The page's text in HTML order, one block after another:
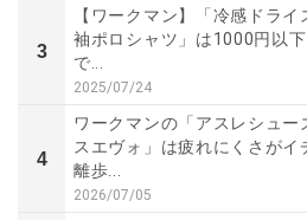
3
【ワークマン】「冷感ドラ
袖ポロシャツ」は1000円以
で...
2025/07/24
4
ワークマンの「アスレシュー
スエヴォ」は疲れにくさがイ
離歩...
2026/07/05